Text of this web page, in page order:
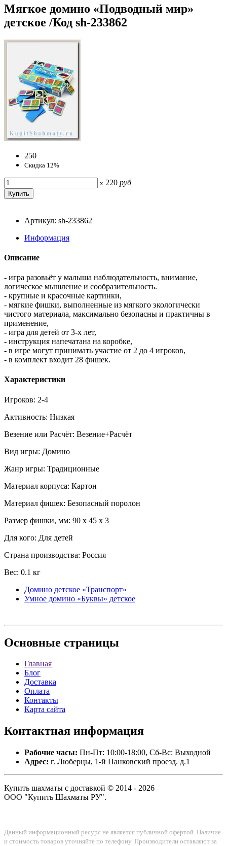
Мягкое домино «Подводный мир»
детское /Код sh-233862
250
Скидка 12%
x 220 руб
Артикул: sh-233862
Информация
Описание
- игра разовьёт у малыша наблюдательность, внимание,
логическое мышление и сообразительность.
- крупные и красочные картинки,
- мягкие фишки, выполненные из мягкого экологически
чистого материала, максимально безопасны и практичны в
применение,
- игра для детей от 3-х лет,
- инструкция напечатана на коробке,
- в игре могут принимать участие от 2 до 4 игроков,
- в комплект входит 28 фишек.
Характеристики
Игроков: 2-4
Активность: Низкая
Везение или Расчёт: Везение+Расчёт
Вид игры: Домино
Жанр игры: Традиционные
Материал корпуса: Картон
Материал фишек: Безопасный поролон
Размер фишки, мм: 90 x 45 x 3
Для кого: Для детей
Страна производства: Россия
Вес: 0.1 кг
Домино детское «Транспорт»
Умное домино «Буквы» детское
Основные страницы
Главная
Блог
Доставка
Оплата
Контакты
Карта сайта
Контактная информация
Рабочие часы: Пн-Пт: 10:00-18:00, Сб-Вс: Выходной
Адрес: г. Люберцы, 1-й Панковский проезд. д.1
Купить шахматы с доставкой © 2014 - 2026
ООО "Купить Шахматы РУ".
Данный информационный ресурс не является публичной офертой. Наличие
и стоимость товаров уточняйте по телефону. Производители оставляют за